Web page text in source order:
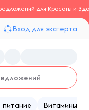
для Красоты и
Вход для эксперта
питание Витамины